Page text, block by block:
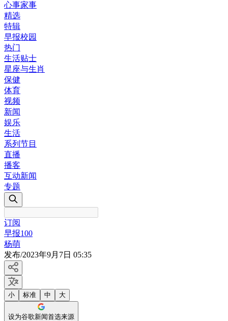
心事家事
精选
特辑
早报校园
热门
生活贴士
星座与生肖
保健
体育
视频
新闻
娱乐
生活
系列节目
直播
播客
互动新闻
专题
订阅
早报100
杨萌
发布/2023年9月7日 05:35
小 标准 中 大
设为谷歌新闻首选来源